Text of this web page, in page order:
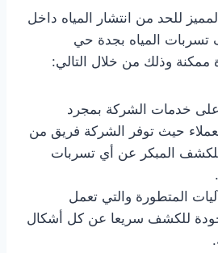
للحد من انتشار المياه داخل
تسربات المياه بجدة حي
ممكنة وذلك من خلال التالي:
خدمات الشركة بمجرد
حيث توفر الشركة فريق من
للكشف المبكر عن أي تسربات
المتطورة والتي تعمل
للكشف سريعا عن كل أشكال